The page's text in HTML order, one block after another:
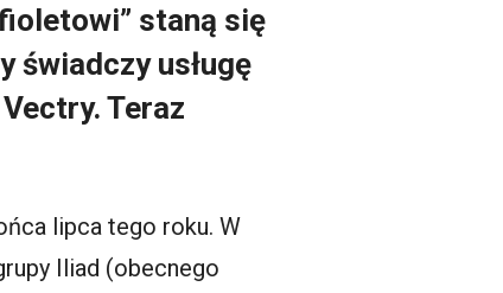
staną się
świadczy usługę
Teraz
lipca tego roku. W
Iliad (obecnego